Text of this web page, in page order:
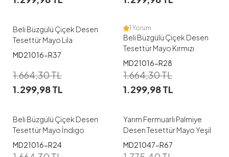
48
Beli Büzgülü Çiçek Desen
Tesettür Mayo Lila
MD21016-R37
1.664,30TL
1.299,98TL
48
1 Yorum
Beli Büzgülü Çiçek Desen
Tesettür Mayo Kırmızı
MD21016-R28
1.664,30TL
1.299,98TL
38 40 42
48
Beli Büzgülü Çiçek Desen
Tesettür Mayo İndigo
MD21016-R24
38 40 42
48
Yarım Fermuarlı Palmiye
Desen Tesettür Mayo Yeşil
MD21047-R67